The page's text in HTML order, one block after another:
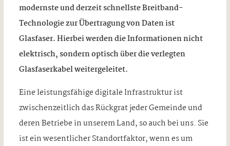
modernste und derzeit schnellste Breitband-
Technologie zur Übertragung von Daten ist
Glasfaser. Hierbei werden die Informationen nicht
elektrisch, sondern optisch über die verlegten
Glasfaserkabel weitergeleitet.
Eine leistungsfähige digitale Infrastruktur ist
zwischenzeitlich das Rückgrat jeder Gemeinde und
deren Betriebe in unserem Land, so auch bei uns. Sie
ist ein wesentlicher Standortfaktor, wenn es um